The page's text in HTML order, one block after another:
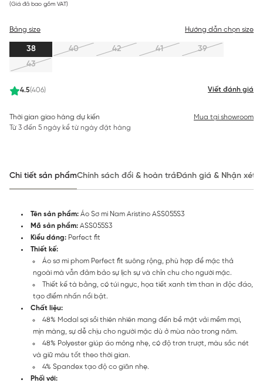
(Giá đã bao gồm VAT)
4.5(406) Viết đánh giá
Bảng size Hướng dẫn chọn size
38 40 42 41
39
43
Thời gian giao hàng dự kiến
Từ 3 đến 5 ngày kể từ ngày đặt hàng
Mua tại showroom
Chi tiết sản phẩmChính sách đổi & hoàn trảĐánh giá & Nhận xét
Tên sản phẩm: Áo Sơ mi Nam Aristino ASS055S3
Mã sản phẩm: ASS055S3
Kiểu dáng: Perfect fit
Thiết kế:
Áo sơ mi phom Perfect fit suông rộng, phù hợp để mặc thả
ngoài mà vẫn đảm bảo sự lịch sự và chỉn chu cho người mặc.
Thiết kế tà bằng, có túi ngực, họa tiết xanh tím than in độc đáo,
tạo điểm nhấn nổi bật.
Chất liệu:
48% Modal sợi sồi thiên nhiên mang đến bề mặt vải mềm mại,
mịn màng, sự dễ chịu cho người mặc dù ở mùa nào trong năm.
48% Polyester giúp áo mỏng nhẹ, có độ trơn trượt, màu sắc nét
và giữ màu tốt theo thời gian.
4% Spandex tạo độ co giãn nhẹ.
Phối với: